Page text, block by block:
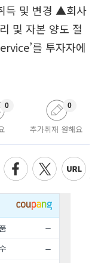
득 및 변경 ▲회사
및 자본 양도 절
를 투자자에
0
추가취재 원해요
0